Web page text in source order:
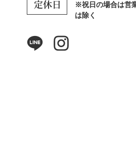
※祝日の場合は営
は除く